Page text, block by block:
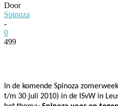
Door
Spinoza
-
0
499
In de komende Spinoza
t/m 30 juli 2010) in de ISvW in